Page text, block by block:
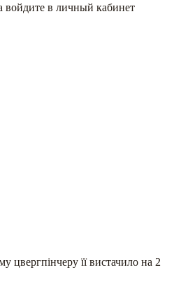
войдите в личный кабинет
цвергпінчеру її вистачило на 2